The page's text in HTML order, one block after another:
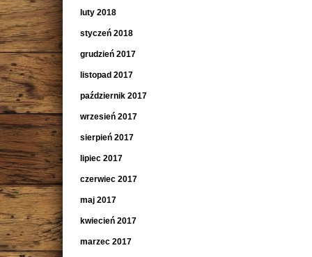
luty 2018
styczeń 2018
grudzień 2017
listopad 2017
październik 2017
wrzesień 2017
sierpień 2017
lipiec 2017
czerwiec 2017
maj 2017
kwiecień 2017
marzec 2017